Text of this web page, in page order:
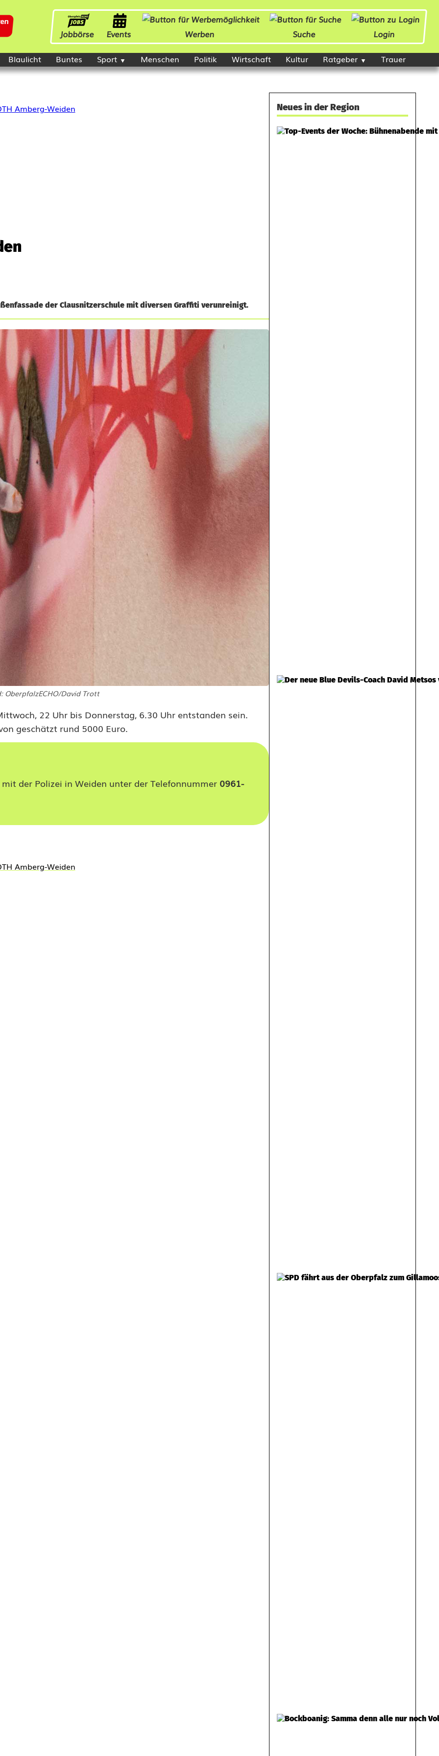
Jobbörse Events Werben Suche Login
Blaulicht Buntes Sport Menschen Politik Wirtschaft Kultur Ratgeber Trauer
der Clausnitzerschule mit diversen Graffiti verunreinigt.
OberpfalzECHO/David Trott
22 Uhr bis Donnerstag, 6.30 Uhr entstanden sein.
geschätzt rund 5000 Euro.
der Polizei in Weiden unter der Telefonnummer 0961-
Neues in der Region